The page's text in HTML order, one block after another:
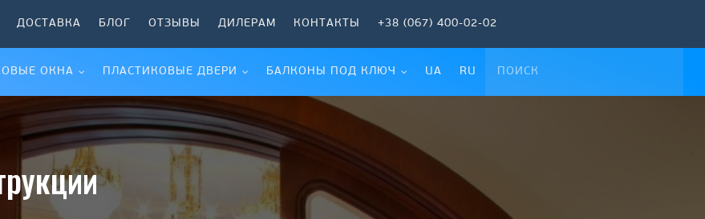
ДОСТАВКА БЛОГ ОТЗЫВЫ ДИЛЕРАМ КОНТАКТЫ +38 (067) 400-02-02
ОКНА ПЛАСТИКОВЫЕ ДВЕРИ БАЛКОНЫ ПОД КЛЮЧ UA RU